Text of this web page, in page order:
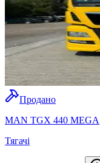
Продано
MAN TGX 440 MEGA
Тягачі